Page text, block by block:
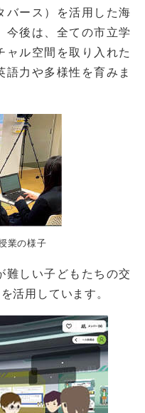
業の様子
バース）を活用した海
今後は、全ての市立学
ャル空間を取り入れた
語力や多様性を育みま
難しい子どもたちの交
活用しています。